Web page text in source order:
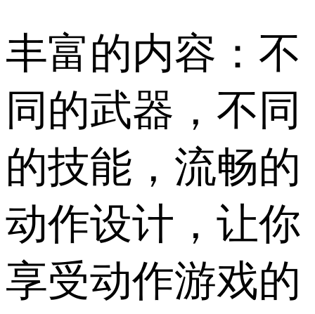
丰富的内容：不
同的武器，不同
的技能，流畅的
动作设计，让你
享受动作游戏的